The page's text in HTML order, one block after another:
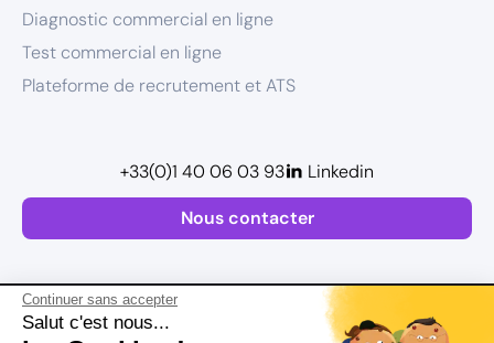
Continuer sans accepter
Salut c'est nous...
Diagnostic commercial en ligne
Test commercial en ligne
Plateforme de recrutement et ATS
Nous contacter
+33(0)1 40 06 03 93 Linkedin